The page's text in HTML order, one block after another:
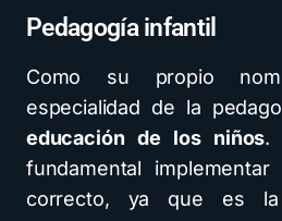
Pedagogía infantil
Como su propio
especialidad de la
educación de los niños.
fundamental
correcto, ya que es